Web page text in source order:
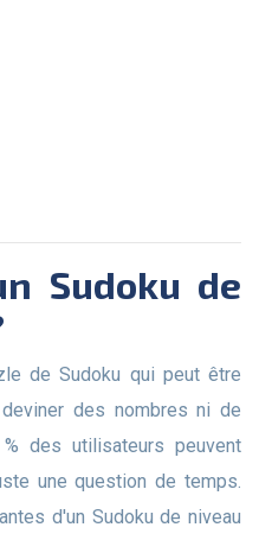
des nombres ni de
des utilisateurs peuvent
une question de temps.
d'un Sudoku de niveau